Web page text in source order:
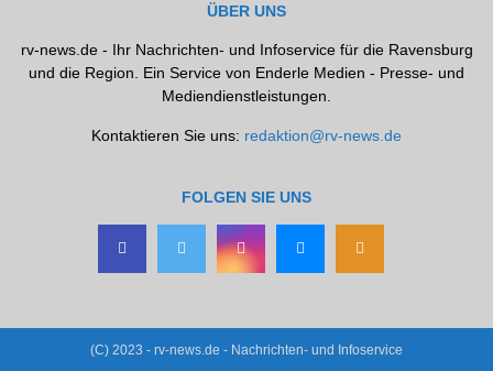
ÜBER UNS
rv-news.de - Ihr Nachrichten- und Infoservice für die Ravensburg
und die Region. Ein Service von Enderle Medien - Presse- und
Mediendienstleistungen.
Kontaktieren Sie uns: redaktion@rv-news.de
FOLGEN SIE UNS
(C) 2023 - rv-news.de - Nachrichten- und Infoservice